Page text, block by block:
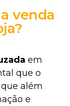
venda
em
que o
além
e